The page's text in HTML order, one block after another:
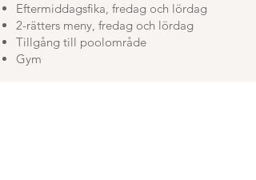
Eftermiddagsfika, fredag och lördag
2-rätters meny, fredag och lördag
Tillgång till poolområde
Gym